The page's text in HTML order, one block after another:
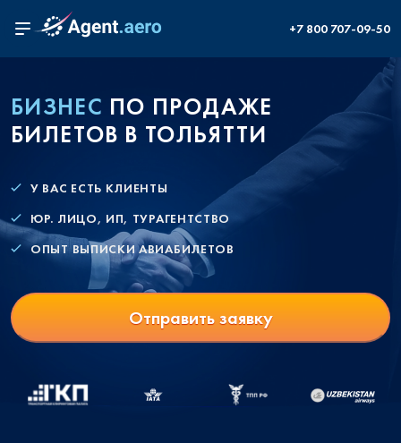
+7 800 707-09-50
БИЗНЕС ПО ПРОДАЖЕ
БИЛЕТОВ В ТОЛЬЯТТИ
У ВАС ЕСТЬ КЛИЕНТЫ
ЮР. ЛИЦО, ИП, ТУРАГЕНТСТВО
ОПЫТ ВЫПИСКИ АВИАБИЛЕТОВ
Отправить заявку